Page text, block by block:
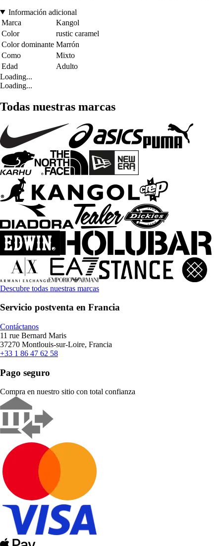
Información adicional
Marca
Kangol
Color
rustic caramel
Color dominante Marrón
Como
Mixto
Edad
Adulto
Loading...
Loading...
Todas nuestras marcas
Descubre todas nuestras marcas
Servicio postventa en Francia
Contáctanos
11 rue Bernard Maris
37270 Montlouis-sur-Loire, Francia
+33 1 86 47 62 58
Pago seguro
Compra en nuestro sitio con total confianza